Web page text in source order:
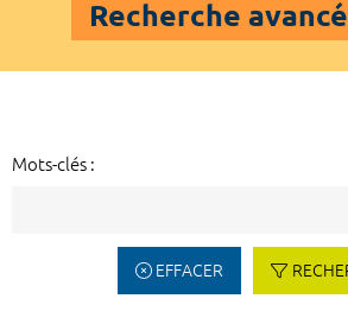
Recherche
Mots-clés :
EFFACER